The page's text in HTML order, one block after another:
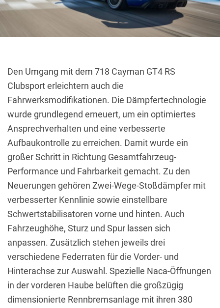
Den Umgang mit dem 718 Cayman GT4 RS
Clubsport erleichtern auch die
Fahrwerksmodifikationen. Die Dämpfertechnologie
wurde grundlegend erneuert, um ein optimiertes
Ansprechverhalten und eine verbesserte
Aufbaukontrolle zu erreichen. Damit wurde ein
großer Schritt in Richtung Gesamtfahrzeug-
Performance und Fahrbarkeit gemacht. Zu den
Neuerungen gehören Zwei-Wege-Stoßdämpfer mit
verbesserter Kennlinie sowie einstellbare
Schwertstabilisatoren vorne und hinten. Auch
Fahrzeughöhe, Sturz und Spur lassen sich
anpassen. Zusätzlich stehen jeweils drei
verschiedene Federraten für die Vorder- und
Hinterachse zur Auswahl. Spezielle Naca-Öffnungen
in der vorderen Haube belüften die großzügig
dimensionierte Rennbremsanlage mit ihren 380